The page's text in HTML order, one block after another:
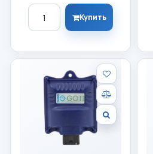
Количество
Купить